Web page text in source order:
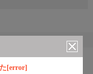
[error]